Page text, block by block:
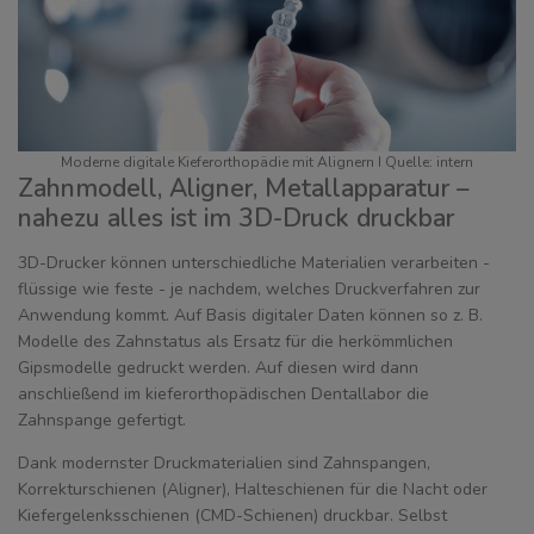
Moderne digitale Kieferorthopädie mit Alignern I Quelle: intern
Zahnmodell, Aligner, Metallapparatur –
nahezu alles ist im 3D-Druck druckbar
3D-Drucker können unterschiedliche Materialien verarbeiten -
flüssige wie feste - je nachdem, welches Druckverfahren zur
Anwendung kommt. Auf Basis digitaler Daten können so z. B.
Modelle des Zahnstatus als Ersatz für die herkömmlichen
Gipsmodelle gedruckt werden. Auf diesen wird dann
anschließend im kieferorthopädischen Dentallabor die
Zahnspange gefertigt.
Dank modernster Druckmaterialien sind Zahnspangen,
Korrekturschienen (Aligner), Halteschienen für die Nacht oder
Kiefergelenksschienen (CMD-Schienen) druckbar. Selbst